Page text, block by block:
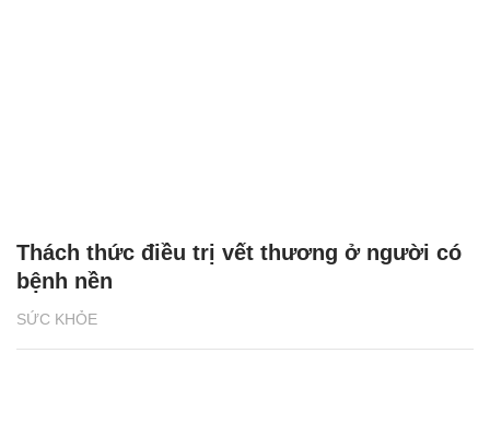
SỨC KHỎE
Thách thức điều trị vết thương ở người có
bệnh nền